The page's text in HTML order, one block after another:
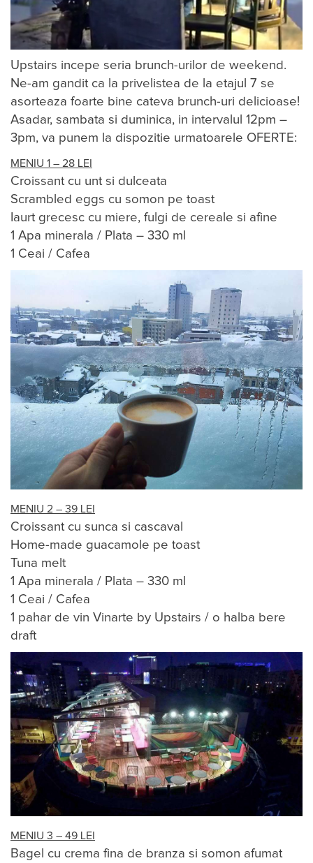
Upstairs incepe seria brunch-urilor de weekend.
Ne-am gandit ca la privelistea de la etajul 7 se
asorteaza foarte bine cateva brunch-uri delicioase!
Asadar, sambata si duminica, in intervalul 12pm –
3pm, va punem la dispozitie urmatoarele OFERTE:
MENIU 1 – 28 LEI
Croissant cu unt si dulceata
Scrambled eggs cu somon pe toast
Iaurt grecesc cu miere, fulgi de cereale si afine
1 Apa minerala / Plata – 330 ml
1 Ceai / Cafea
MENIU 2 – 39 LEI
Croissant cu sunca si cascaval
Home-made guacamole pe toast
Tuna melt
1 Apa minerala / Plata – 330 ml
1 Ceai / Cafea
1 pahar de vin Vinarte by Upstairs / o halba bere
draft
MENIU 3 – 49 LEI
Bagel cu crema fina de branza si somon afumat